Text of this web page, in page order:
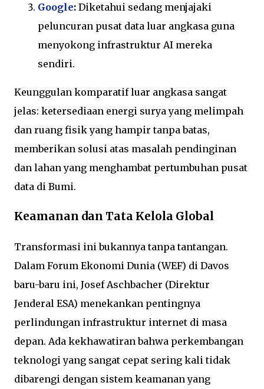
Google: Diketahui sedang menjajaki
peluncuran pusat data luar angkasa guna
menyokong infrastruktur AI mereka
sendiri.
Keunggulan komparatif luar angkasa sangat
jelas: ketersediaan energi surya yang melimpah
dan ruang fisik yang hampir tanpa batas,
memberikan solusi atas masalah pendinginan
dan lahan yang menghambat pertumbuhan pusat
data di Bumi.
Keamanan dan Tata Kelola Global
Transformasi ini bukannya tanpa tantangan.
Dalam Forum Ekonomi Dunia (WEF) di Davos
baru-baru ini, Josef Aschbacher (Direktur
Jenderal ESA) menekankan pentingnya
perlindungan infrastruktur internet di masa
depan. Ada kekhawatiran bahwa perkembangan
teknologi yang sangat cepat sering kali tidak
dibarengi dengan sistem keamanan yang